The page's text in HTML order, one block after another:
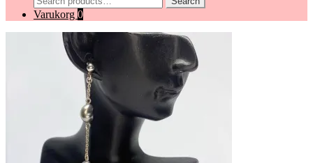
for:
Varukorg 0